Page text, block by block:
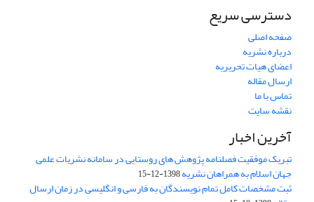
دسترسی سریع
صفحه اصلی
درباره نشریه
اعضای هیات تحریریه
ارسال مقاله
تماس با ما
نقشه سایت
آخرین اخبار
تبریک موفقیت فصلنامه پژوهش های روستایی در سامانه نشریات علمی
جهان اسلام به همراهان نشریه1398-12-15
ثبت مشخصات کامل تمام نویسندگان به فارسی و انگلیسی در زمان ارسال